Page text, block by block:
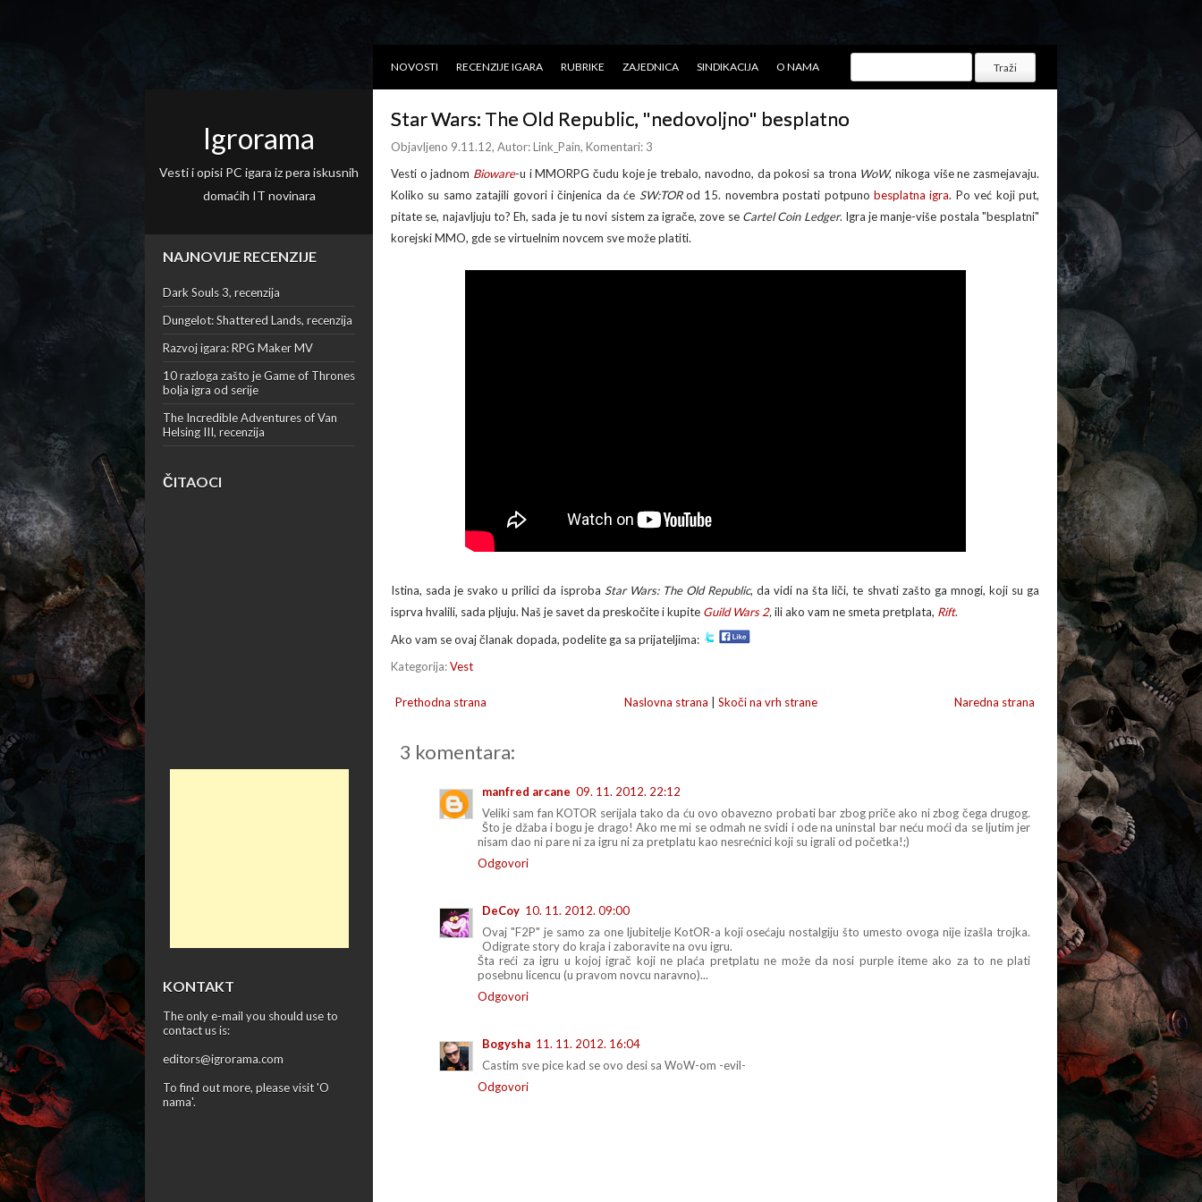
NOVOSTI RECENZIJE IGARA RUBRIKE ZAJEDNICA SINDIKACIJA O NAMA
Igrorama
Vesti i opisi PC igara iz pera iskusnih
domaćih IT novinara
NAJNOVIJE RECENZIJE
Dark Souls 3, recenzija
Dungelot: Shattered Lands, recenzija
Razvoj igara: RPG Maker MV
10 razloga zašto je Game of Thrones
bolja igra od serije
The Incredible Adventures of Van
Helsing III, recenzija
ČITAOCI
KONTAKT
The only e-mail you should use to
contact us is:
editors@igrorama.com
To find out more, please visit 'O
nama'.
Star Wars: The Old Republic, "nedovoljno" besplatno
Objavljeno 9.11.12, Autor:Link_Pain, Komentari: 3
Vesti o jadnom Bioware-u i MMORPG čudu koje je trebalo, navodno, da pokosi sa trona WoW, nikoga više ne zasmejavaju.
Koliko su samo zatajili govori i činjenica da će SW:TORod 15. novembra postati potpunobesplatna igra. Po već koji put,
pitate se, najavljuju to? Eh, sada je tu novi sistem za igrače, zove se Cartel Coin Ledger. Igra je manje-više postala "besplatni"
korejski MMO, gde se virtuelnim novcem sve može platiti.
Istina, sada je svako u prilici da isproba Star Wars: The Old Republic, da vidi na šta liči, te shvati zašto ga mnogi, koji su ga
isprva hvalili, sada pljuju. Naš je savet da preskočite i kupite Guild Wars 2,ili ako vam ne smeta pretplata, Rift.
Ako vam se ovaj članak dopada, podelite ga sa prijateljima:
Kategorija:Vest
Naredna strana
Prethodna strana Naslovna strana Skoči na vrh strane
3 komentara:
manfred arcane 09. 11. 2012. 22:12
Veliki sam fan KOTOR serijala tako da ću ovo obavezno probati bar zbog priče ako ni zbog čega drugog.
Što je džaba i bogu je drago! Ako me mi se odmah ne svidi i ode na uninstal bar neću moći da se ljutim jer
nisam dao ni pare ni za igru ni za pretplatu kao nesrećnici koji su igrali od početka!;)
Odgovori
DeCoy 10. 11. 2012. 09:00
Ovaj "F2P" je samo za one ljubitelje KotOR-a koji osećaju nostalgiju što umesto ovoga nije izašla trojka.
Odigrate story do kraja i zaboravite na ovu igru.
Šta reći za igru u kojoj igrač koji ne plaća pretplatu ne može da nosi purple iteme ako za to ne plati
posebnu licencu (u pravom novcu naravno)...
Odgovori
Bogysha 11. 11. 2012. 16:04
Castim sve pice kad se ovo desi sa WoW-om -evil-
Odgovori